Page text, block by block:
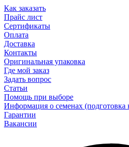
Как заказать
Прайс лист
Сертификаты
Оплата
Доставка
Контакты
Оригинальная упаковка
Где мой заказ
Задать вопрос
Статьи
Помощь при выборе
Информация о семенах (подготовка
Гарантии
Вакансии